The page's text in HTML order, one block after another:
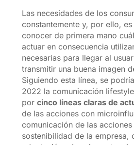
Las necesidades de los
constantemente y, por ello, es
conocer de primera mano
actuar en consecuencia
necesarias para llegar al
transmitir una buena imagen
Siguiendo esta línea, se
2022 la comunicación
por cinco líneas claras de
de las acciones con
comunicación de las acciones
sostenibilidad de la empresa,